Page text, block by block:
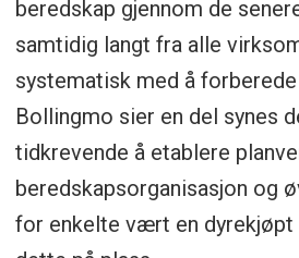
beredskap gjennom de
samtidig langt fra alle
systematisk med å
Bollingmo sier en del synes
tidkrevende å etablere
beredskapsorganisasjon og
for enkelte vært en dyrekjøpt